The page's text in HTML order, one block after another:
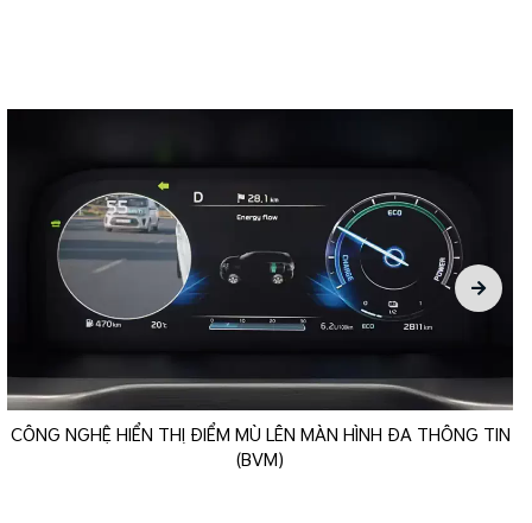
CÔNG NGHỆ HIỂN THỊ ĐIỂM MÙ LÊN MÀN HÌNH ĐA THÔNG TIN
(BVM)